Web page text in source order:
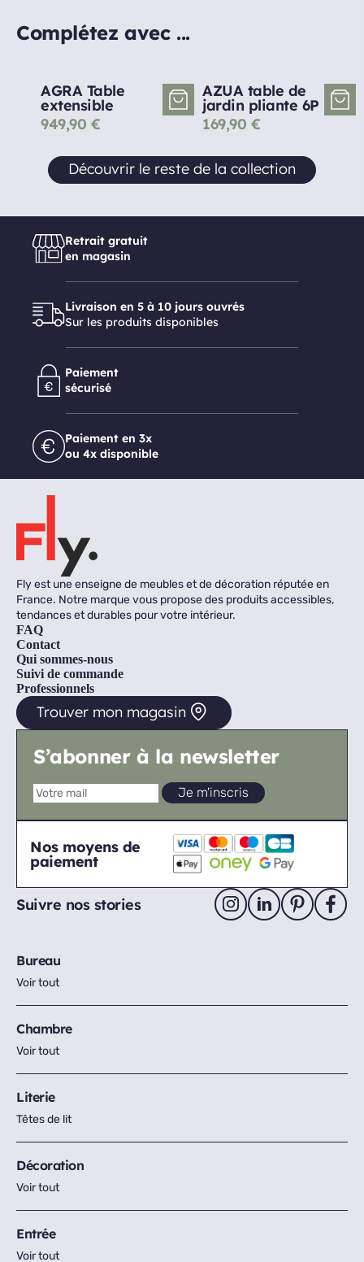
Complétez avec ...
AGRA Table
extensible
949,90 €
AZUA table de
jardin pliante 6P
169,90 €
Découvrir le reste de la collection
Retrait gratuit
en magasin
Livraison en 5 à 10 jours ouvrés
Sur les produits disponibles
Paiement
sécurisé
Paiement en 3x
ou 4x disponible
Fly est une enseigne de meubles et de décoration réputée en
France. Notre marque vous propose des produits accessibles,
tendances et durables pour votre intérieur.
FAQ
Contact
Qui sommes-nous
Suivi de commande
Professionnels
Trouver mon magasin
S’abonner à la newsletter
Nos moyens de
paiement
Suivre nos stories
Bureau
Voir tout
Chambre
Voir tout
Literie
Têtes de lit
Décoration
Voir tout
Entrée
Voir tout